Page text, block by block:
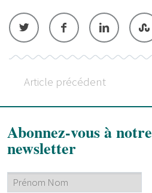
Article précédent
Abonnez-vous à notre
newsletter